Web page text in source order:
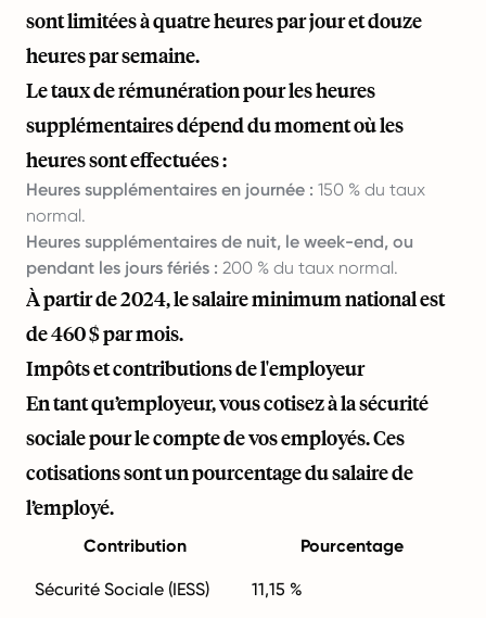
sont limitées à quatre heures par jour et douze
heures par semaine.
Le taux de rémunération pour les heures
supplémentaires dépend du moment où les
heures sont effectuées :
Heures supplémentaires en journée : 150 % du taux
normal.
Heures supplémentaires de nuit, le week-end, ou
pendant les jours fériés : 200 % du taux normal.
À partir de 2024, le salaire minimum national est
de 460 $ par mois.
Impôts et contributions de l'employeur
En tant qu’employeur, vous cotisez à la sécurité
sociale pour le compte de vos employés. Ces
cotisations sont un pourcentage du salaire de
l’employé.
Contribution Pourcentage
Sécurité Sociale (IESS) 11,15 %